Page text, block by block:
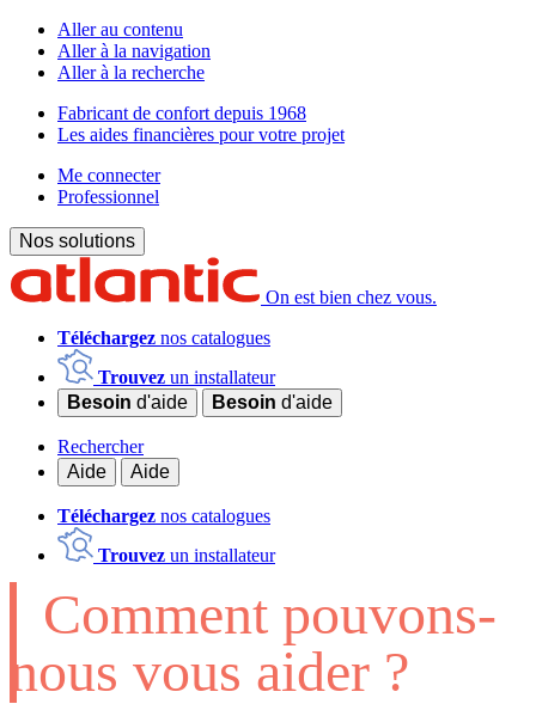
Aller au contenu
Aller à la navigation
Aller à la recherche
Fabricant de confort depuis 1968
Les aides financières pour votre projet
Me connecter
Professionnel
Nos solutions
On est bien chez vous.
Téléchargez nos catalogues
Trouvez un installateur
Besoin d'aide Besoin d'aide
Rechercher
Aide
Aide
Téléchargez nos catalogues
Trouvez un installateur
Comment pouvons-
nous vous aider ?